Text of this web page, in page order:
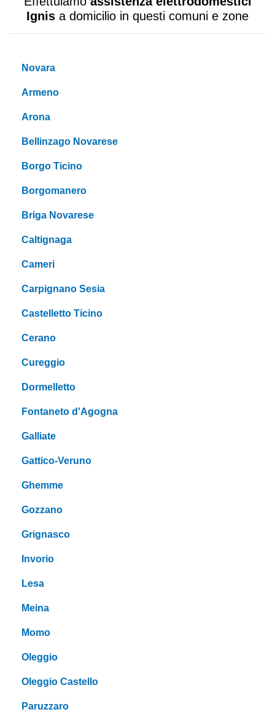
Ignis a domicilio in questi comuni e zone
Novara
Armeno
Arona
Bellinzago Novarese
Borgo Ticino
Borgomanero
Briga Novarese
Caltignaga
Cameri
Carpignano Sesia
Castelletto Ticino
Cerano
Cureggio
Dormelletto
Fontaneto d'Agogna
Galliate
Gattico-Veruno
Ghemme
Gozzano
Grignasco
Invorio
Lesa
Meina
Momo
Oleggio
Oleggio Castello
Paruzzaro